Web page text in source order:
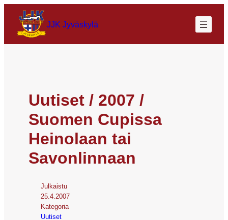
JJK Jyväskylä
Uutiset / 2007 /
Suomen Cupissa
Heinolaan tai
Savonlinnaan
Julkaistu
25.4.2007
Kategoria
Uutiset